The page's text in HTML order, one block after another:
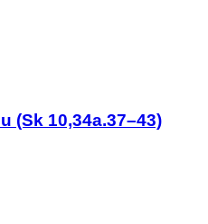
(Sk 10,34a.37–43)